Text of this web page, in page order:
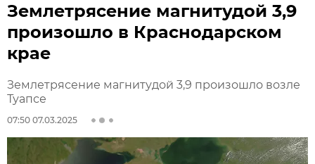
Землетрясение магнитудой 3,9
произошло в Краснодарском
крае
Землетрясение магнитудой 3,9 произошло возле
Туапсе
07:50 07.03.2025